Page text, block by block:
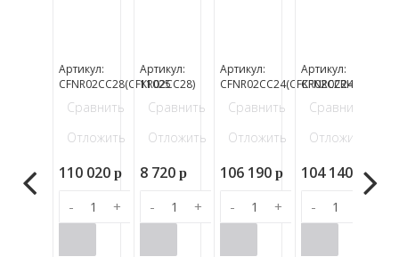
Артикул:
CFNR02CC28(CFKR02CC28)
Сравнить
Отложить
110 020p
- +
Артикул:
11025
Сравнить
Отложить
8 720 p
- +
Артикул:
CFNR02CC24(CFKR02CC24)
Сравнить
Отложить
106 190p
- +
Артикул:
Сравнить
Отложить
104 140 p
-